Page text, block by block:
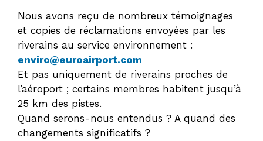
Nous avons reçu de nombreux témoignages
et copies de réclamations envoyées par les
riverains au service environnement :
enviro@euroairport.com
Et pas uniquement de riverains proches de
l’aéroport ; certains membres habitent jusqu’à
25 km des pistes.
Quand serons-nous entendus ? A quand des
changements significatifs ?